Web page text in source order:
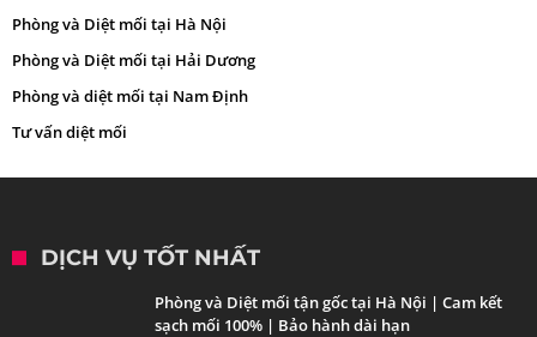
Phòng và Diệt mối tại Hà Nội
Phòng và Diệt mối tại Hải Dương
Phòng và diệt mối tại Nam Định
Tư vấn diệt mối
DỊCH VỤ TỐT NHẤT
Phòng và Diệt mối tận gốc tại Hà Nội | Cam kết
sạch mối 100% | Bảo hành dài hạn